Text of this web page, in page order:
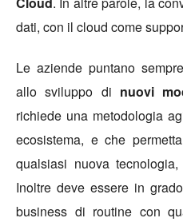
dati, con il cloud come
Le aziende puntano
allo sviluppo di nuovi
richiede una metodologia
ecosistema, e che
qualsiasi nuova
Inoltre deve essere in
business di routine con